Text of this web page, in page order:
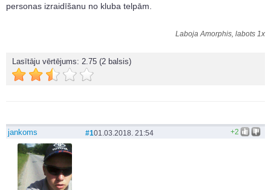
personas izraidīšanu no kluba telpām.
Laboja Amorphis, labots 1x
Lasītāju vērtējums: 2.75 (2 balsis)
jankoms +2
#101.03.2018. 21:54